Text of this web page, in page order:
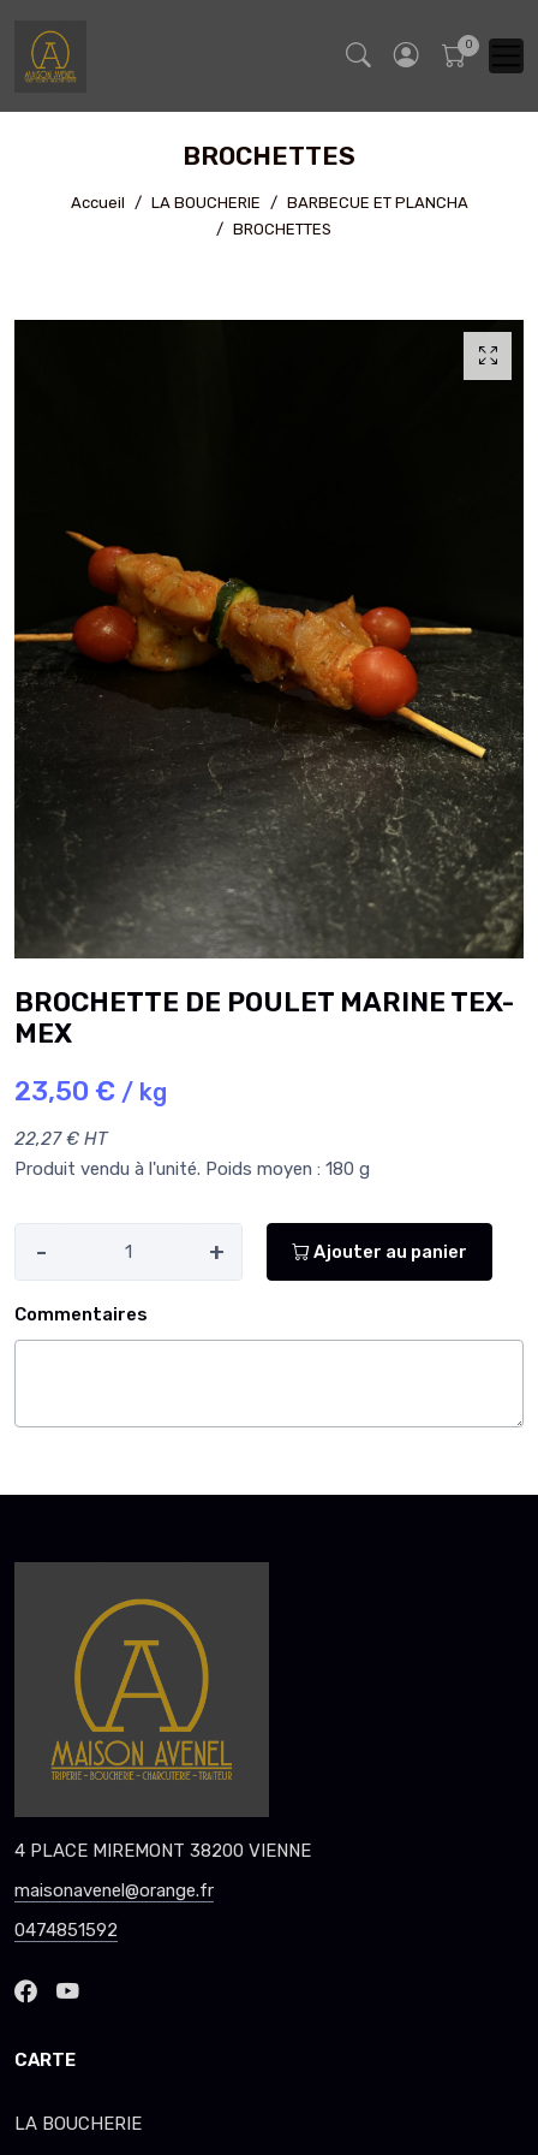
BROCHETTES
Accueil LA BOUCHERIE
BARBECUE ET PLANCHA
BROCHETTES
BROCHETTE DE POULET MARINE TEX-
MEX
23,50 € / kg
22,27 € HT
Produit vendu à l'unité. Poids moyen : 180 g
- + Ajouter au panier
Commentaires
4 PLACE MIREMONT 38200 VIENNE
maisonavenel@orange.fr
0474851592
CARTE
LA BOUCHERIE